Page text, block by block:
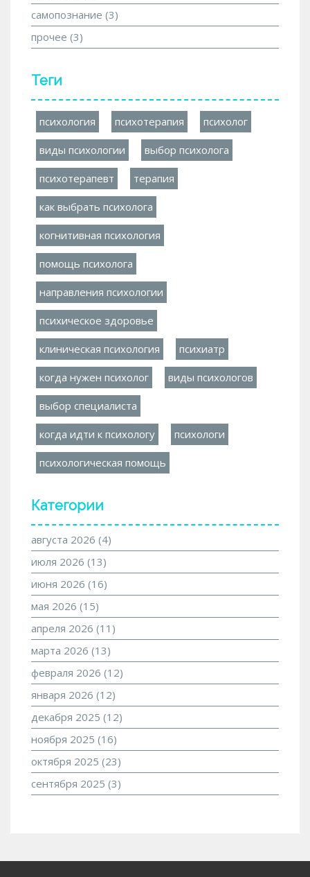
самопознание (3)
прочее (3)
Теги
психология психотерапия психолог
виды психологии выбор психолога
психотерапевт терапия
как выбрать психолога
когнитивная психология
помощь психолога
направления психологии
психическое здоровье
клиническая психология психиатр
когда нужен психолог виды психологов
выбор специалиста
когда идти к психологу психологи
психологическая помощь
Категории
августа 2026 (4)
июля 2026 (13)
июня 2026 (16)
мая 2026 (15)
апреля 2026 (11)
марта 2026 (13)
февраля 2026 (12)
января 2026 (12)
декабря 2025 (12)
ноября 2025 (16)
октября 2025 (23)
сентября 2025 (3)